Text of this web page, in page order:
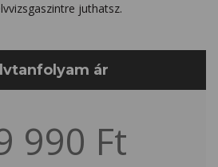
juthatsz.
ár
990 Ft